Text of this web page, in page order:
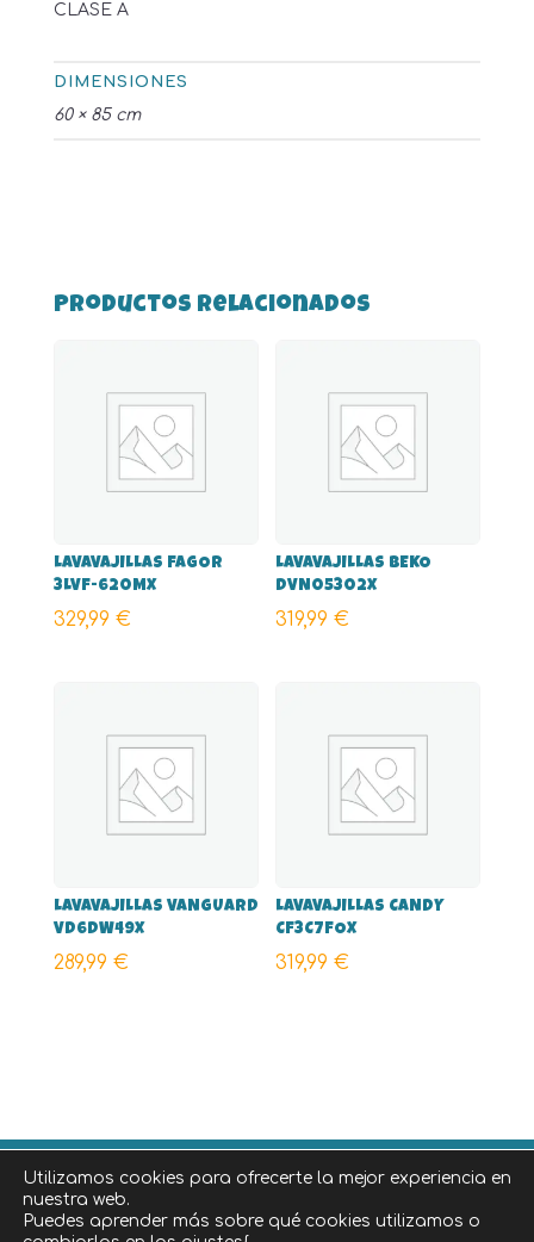
CLASE A
DIMENSIONES
60 × 85 cm
Productos relacionados
LAVAVAJILLAS FAGOR
3LVF-620MX
329,99 €
LAVAVAJILLAS BEKO
DVN05302X
319,99€
LAVAVAJILLAS VANGUARD
VD6DW49X
289,99 €
LAVAVAJILLAS CANDY
CF3C7FOX
319,99€
©2026 Diseñado por iNova Cloud , una empresa de
Grupo iNova.|Aviso legal| Política de privacidad|
Utilizamos cookies para ofrecerte la mejor experiencia en
nuestra web.
Puedes aprender más sobre qué cookies utilizamos o